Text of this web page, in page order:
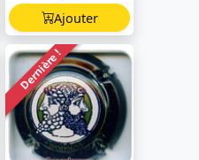
Ajouter
Dernière !